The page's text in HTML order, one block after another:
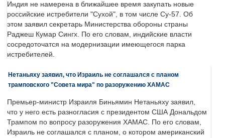
Индия не намерена в ближайшее время закупать новые
российские истребители "Сухой", в том числе Су-57. Об
этом заявил секретарь Министерства обороны страны
Раджеш Кумар Сингх. По его словам, индийские власти
сосредоточатся на модернизации имеющегося парка
истребителей.
Нетаньяху заявил, что Израиль не соглашался с планом
трамповского "Совета мира" по разоружению ХАМАС
Премьер-министр Израиля Биньямин Нетаньяху заявил,
что у него есть разногласия с президентом США Дональдом
Трампом по вопросу разоружения ХАМАС. По его словам,
Израиль не соглашался с планом, о котором американский